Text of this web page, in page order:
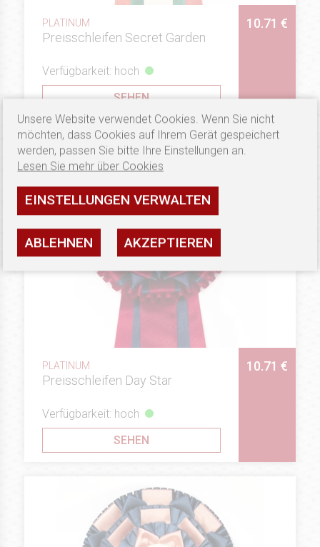
PLATINUM
Preisschleifen Secret Garden
10.71 €
Verfügbarkeit: hoch
SEHEN
PLATINUM
Preisschleifen Day Star
10.71 €
Verfügbarkeit: hoch
SEHEN
Unsere Website verwendet Cookies. Wenn Sie nicht
möchten, dass Cookies auf Ihrem Gerät gespeichert
werden, passen Sie bitte Ihre Einstellungen an.
Lesen Sie mehr über Cookies
EINSTELLUNGEN VERWALTEN
ABLEHNEN AKZEPTIEREN